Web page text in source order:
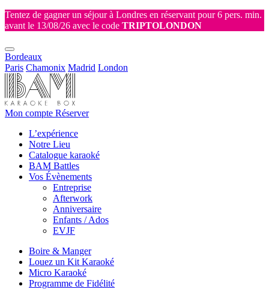
Tentez de gagner un séjour à Londres en réservant pour 6 pers. min.
avant le 13/08/26 avec le code TRIPTOLONDON
Bordeaux
Paris Chamonix Madrid London
Mon compte Réserver
L’expérience
Notre Lieu
Catalogue karaoké
BAM Battles
Vos Évènements
Entreprise
Afterwork
Anniversaire
Enfants / Ados
EVJF
Boire & Manger
Louez un Kit Karaoké
Micro Karaoké
Programme de Fidélité